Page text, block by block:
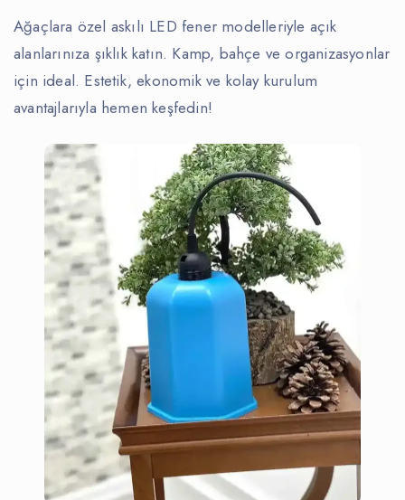
Ağaçlara özel askılı LED fener modelleriyle açık
alanlarınıza şıklık katın. Kamp, bahçe ve organizasyonlar
için ideal. Estetik, ekonomik ve kolay kurulum
avantajlarıyla hemen keşfedin!